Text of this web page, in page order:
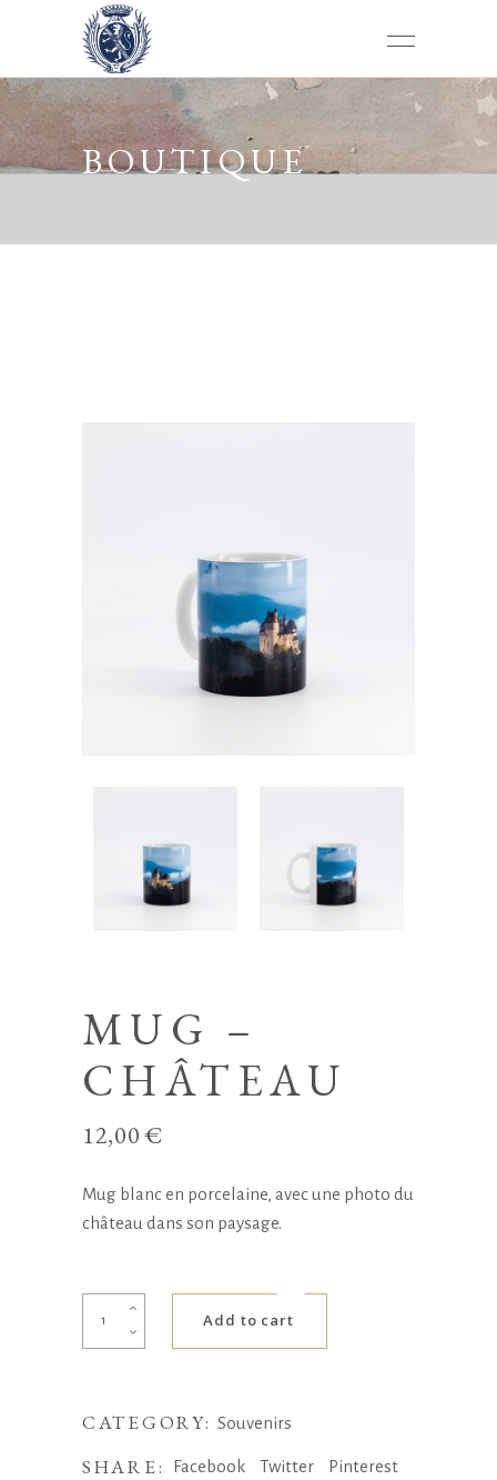
BOUTIQUE
MUG –
CHÂTEAU
12,00€
Mug blanc en porcelaine, avec une photo du
château dans son paysage.
Add to cart
CATEGORY:Souvenirs
SHARE: Facebook Twitter Pinterest